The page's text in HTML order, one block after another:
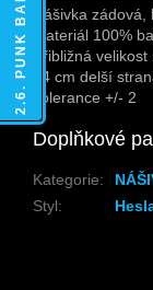
Nášivka
Materiál 100%
Přibližná
24 cm delší
Tolerance +/- 2
Doplňkové
Kategorie:
Styl: